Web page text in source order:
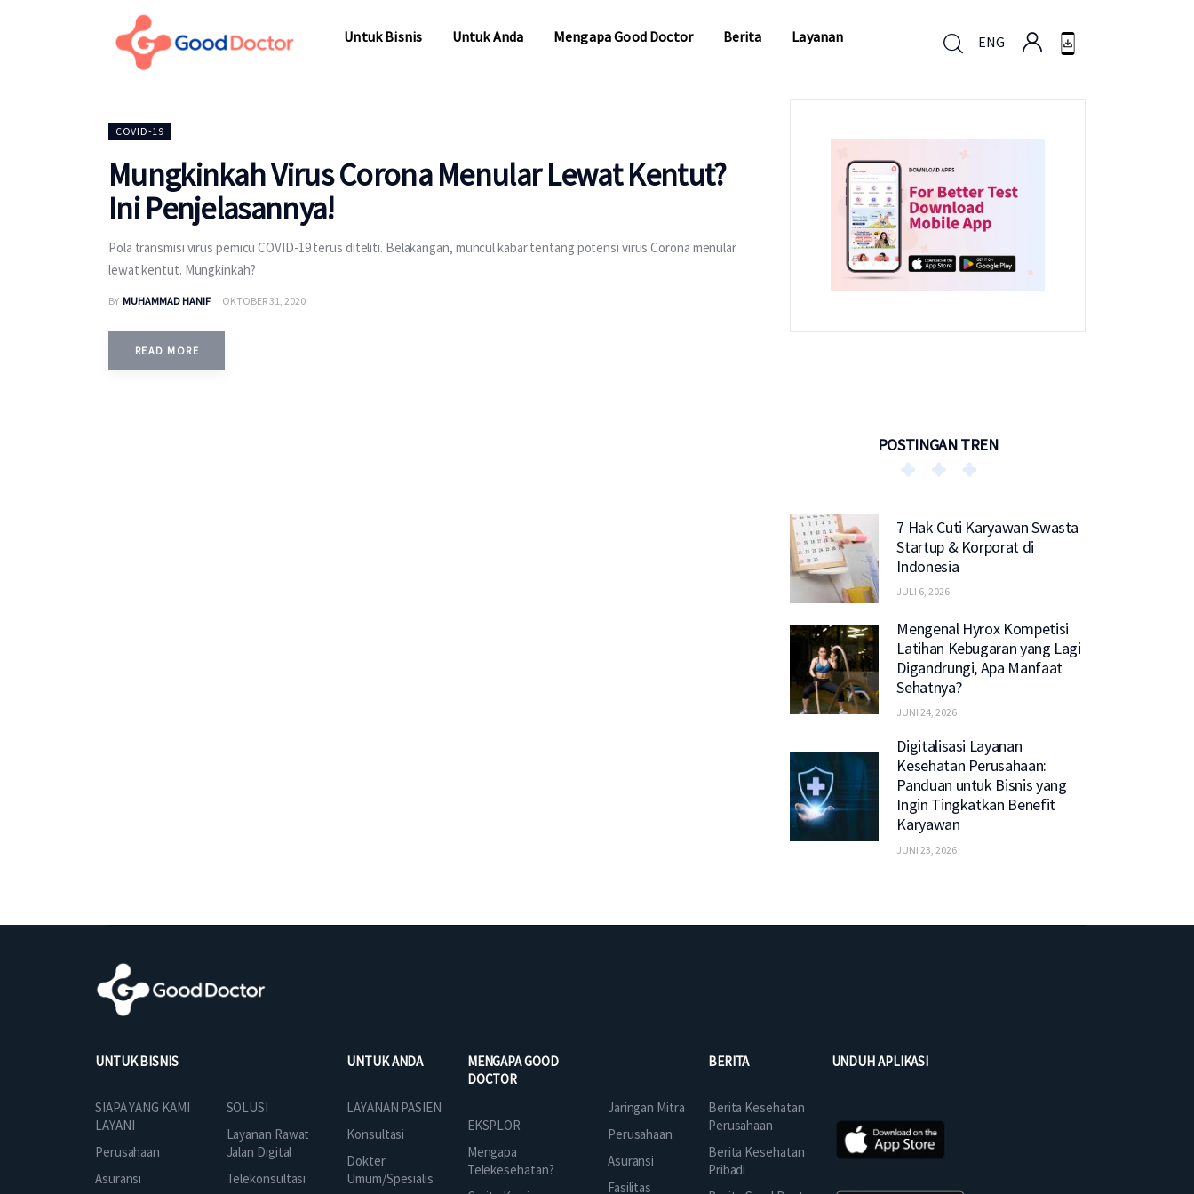
Untuk Bisnis Untuk Anda Mengapa Good Doctor Berita Layanan ENG
COVID-19
Mungkinkah Virus Corona Menular Lewat Kentut?
Ini Penjelasannya!
Pola transmisi virus pemicu COVID-19 terus diteliti. Belakangan, muncul kabar tentang potensi virus Corona menular
lewat kentut. Mungkinkah?
BY MUHAMMAD HANIF OKTOBER 31, 2020
READ MORE
POSTINGAN TREN
7 Hak Cuti Karyawan Swasta
Startup & Korporat di
Indonesia
JULI 6, 2026
Mengenal Hyrox Kompetisi
Latihan Kebugaran yang Lagi
Digandrungi, Apa Manfaat
Sehatnya?
JUNI 24, 2026
Digitalisasi Layanan
Kesehatan Perusahaan:
Panduan untuk Bisnis yang
Ingin Tingkatkan Benefit
Karyawan
JUNI 23, 2026
UNTUK BISNIS
SIAPA YANG KAMI
LAYANI
Perusahaan
Asuransi
SOLUSI
Layanan Rawat
Jalan Digital
Telekonsultasi
UNTUK ANDA
LAYANAN PASIEN
Konsultasi
Dokter
Umum/Spesialis
MENGAPA GOOD
DOCTOR
EKSPLOR
Mengapa
Telekesehatan?
Jaringan Mitra
Perusahaan
Asuransi
Fasilitas
BERITA
Berita Kesehatan
Perusahaan
Berita Kesehatan
Pribadi
UNDUH APLIKASI